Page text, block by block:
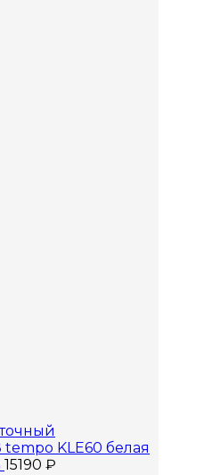
KLE60 белая
15190 ₽